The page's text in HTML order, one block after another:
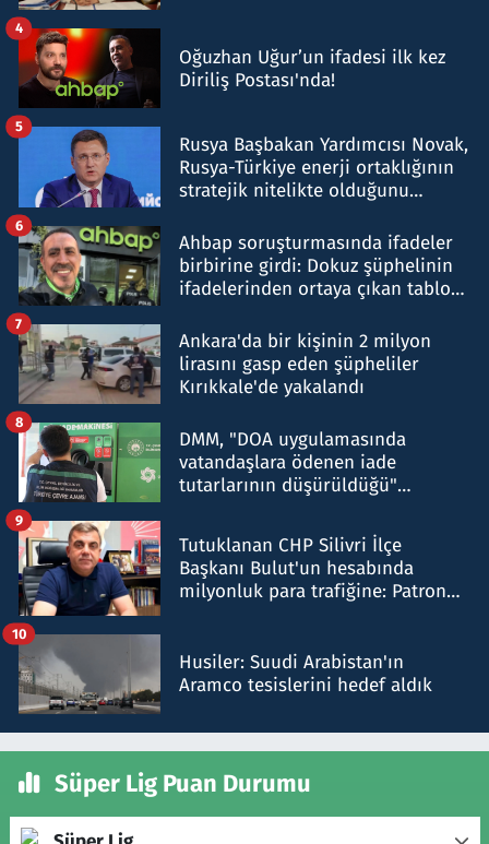
Oğuzhan Uğur’un ifadesi ilk kez
Diriliş Postası'nda!
4
Rusya Başbakan Yardımcısı Novak,
Rusya-Türkiye enerji ortaklığının
stratejik nitelikte olduğunu
5
Ahbap soruşturmasında ifadeler
birbirine girdi: Dokuz şüphelinin
ifadelerinden ortaya çıkan tablo
6
Ankara'da bir kişinin 2 milyon
lirasını gasp eden şüpheliler
Kırıkkale'de yakalandı
7
DMM, "DOA uygulamasında
vatandaşlara ödenen iade
tutarlarının düşürüldüğü"
8
Tutuklanan CHP Silivri İlçe
Başkanı Bulut'un hesabında
milyonluk para trafiğine: Patron
9
Husiler: Suudi Arabistan'ın
Aramco tesislerini hedef aldık
10
Süper Lig Puan Durumu